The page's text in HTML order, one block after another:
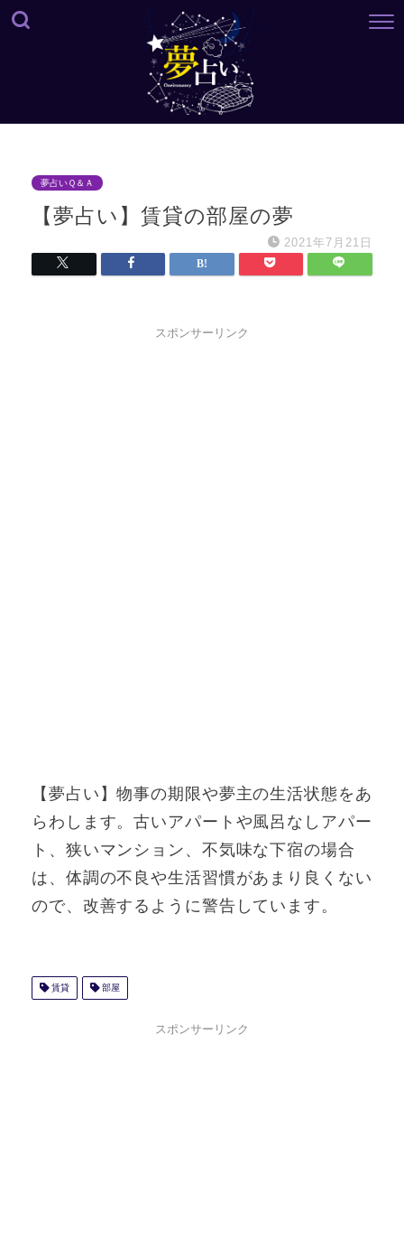
夢占いＱ＆Ａ
【夢占い】賃貸の部屋の夢
2021年7月21日
スポンサーリンク
【夢占い】物事の期限や夢主の生活状態をあ
らわします。古いアパートや風呂なしアパー
ト、狭いマンション、不気味な下宿の場合
は、体調の不良や生活習慣があまり良くない
ので、改善するように警告しています。
賃貸 部屋
スポンサーリンク